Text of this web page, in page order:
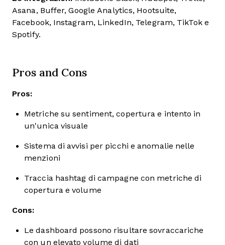
Asana, Buffer, Google Analytics, Hootsuite,
Facebook, Instagram, LinkedIn, Telegram, TikTok e
Spotify.
Pros and Cons
Pros:
Metriche su sentiment, copertura e intento in
un'unica visuale
Sistema di avvisi per picchi e anomalie nelle
menzioni
Traccia hashtag di campagne con metriche di
copertura e volume
Cons:
Le dashboard possono risultare sovraccariche
con un elevato volume di dati